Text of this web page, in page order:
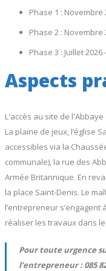
Phase 1 : Novembre
Phase 2 : Novembre
Phase 3 : Juillet 2026
Aspects
L'accès au site de
La plaine de jeux, l’église
accessibles via la
communale), la rue des
Armée Britannique. En
la place Saint-Denis. Le
l’entrepreneur
réaliser les travaux dans
Pour toute urgence
l’entrepreneur : 085